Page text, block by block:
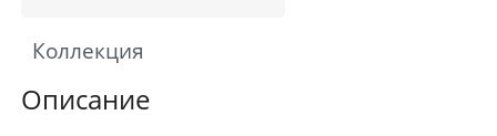
Коллекция
Описание